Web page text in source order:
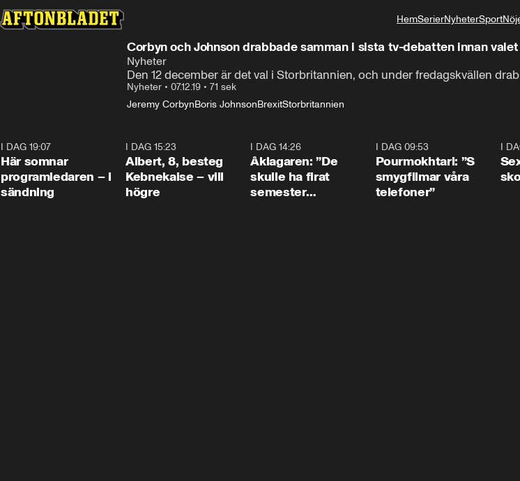
HemSerierNyheterSport
Corbyn och Johnson drabbade samman i sista tv-debatten innan valet
Nyheter
Den 12 december är det val i Storbritannien, och under fredagskvällen
Nyheter • 07.12.19 • 71 sek
Jeremy CorbynBoris JohnsonBrexitStorbritannien
I DAG 19:07
Här somnar
programledaren – i
sändning
I DAG 15:23
Albert, 8, besteg
Kebnekaise – vill
högre
I DAG 14:26
Åklagaren: ”De
skulle ha firat
semester
I DAG 09:53
Pourmokhtari: ”S
smygfilmar våra
telefoner”
I